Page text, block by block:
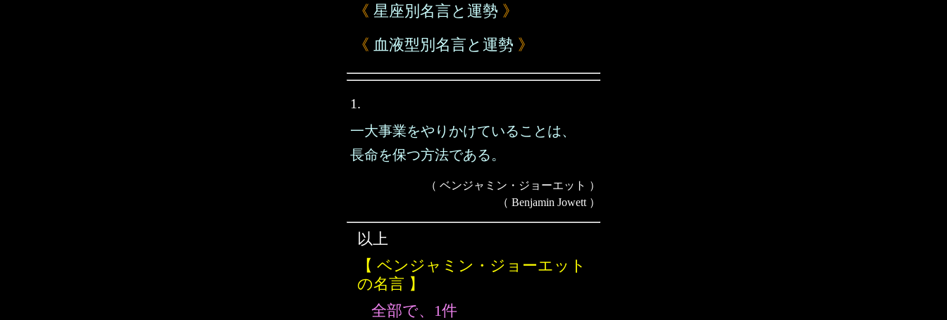
《 星座別名言と運勢 》
《 血液型別名言と運勢 》
1.
一大事業をやりかけていることは、
長命を保つ方法である。
（ ベンジャミン・ジョーエット ）
（ Benjamin Jowett ）
以上
【 ベンジャミン・ジョーエット
の名言 】
全部で、1件